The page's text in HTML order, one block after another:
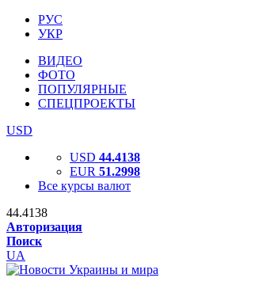
РУС
УКР
ВИДЕО
ФОТО
ПОПУЛЯРНЫЕ
СПЕЦПРОЕКТЫ
USD
USD 44.4138
EUR 51.2998
Все курсы валют
44.4138
Авторизация
Поиск
UA